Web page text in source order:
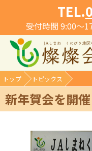
TEL.
受付時間 9:00～
トップ トピックス
新年賀会を開催